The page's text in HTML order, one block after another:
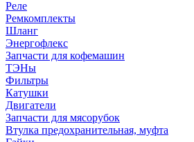
Реле
Ремкомплекты
Шланг
Энергофлекс
Запчасти для кофемашин
ТЭНы
Фильтры
Катушки
Двигатели
Запчасти для мясорубок
Втулка предохранительная, муфта